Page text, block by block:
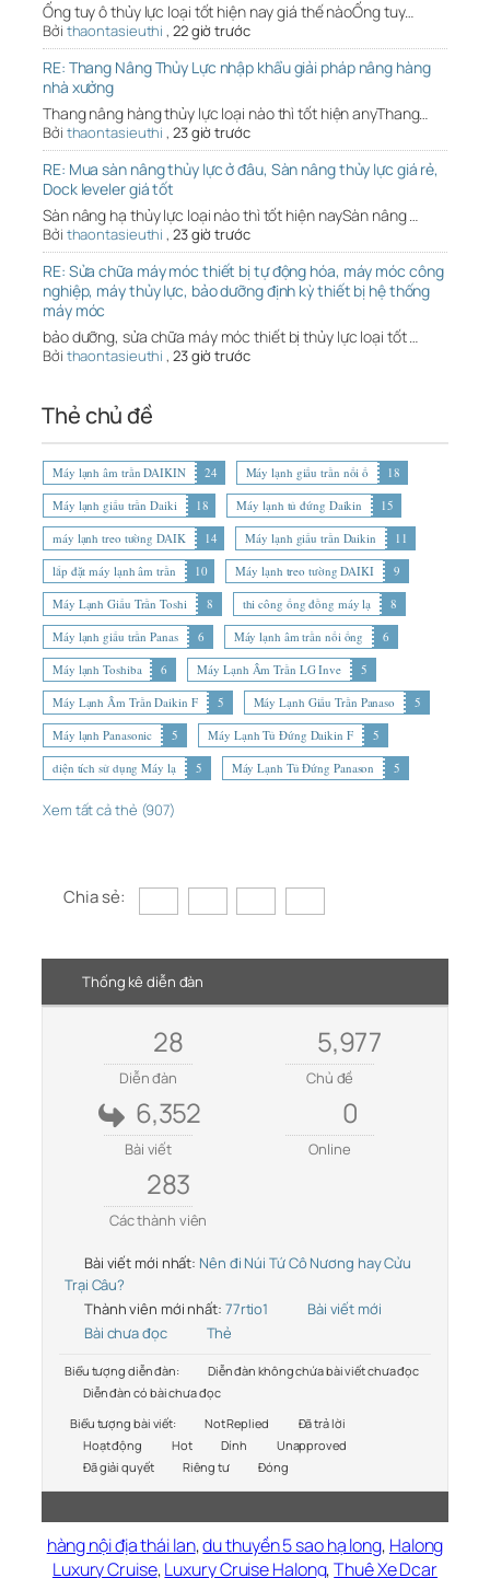
Ống tuy ô thủy lực loại tốt hiện nay giá thế nàoỐng tuy…
Bởi thaontasieuthi , 22 giờ trước
RE: Thang Nâng Thủy Lực nhập khẩu giải pháp nâng hàng
nhà xưởng
Thang nâng hàng thủy lực loại nào thì tốt hiện anyThang…
Bởi thaontasieuthi , 23 giờ trước
RE: Mua sàn nâng thủy lực ở đâu, Sàn nâng thủy lực giá rẻ,
Dock leveler giá tốt
Sàn nâng hạ thủy lực loại nào thì tốt hiện naySàn nâng …
Bởi thaontasieuthi , 23 giờ trước
RE: Sửa chữa máy móc thiết bị tự động hóa, máy móc công
nghiệp, máy thủy lực, bảo dưỡng định kỳ thiết bị hệ thống
máy móc
bảo dưỡng, sửa chữa máy móc thiết bị thủy lực loại tốt …
Bởi thaontasieuthi , 23 giờ trước
Thẻ chủ đề
Máy lạnh âm trần DAIKIN 24 Máy lạnh giấu trần nối ố
18
Máy lạnh giấu trần Daiki
18 Máy lạnh tủ đứng Daikin
15
máy lạnh treo tường DAIK
14 Máy lạnh giấu trần Daikin
11
lắp đặt máy lạnh âm trần
10 Máy lạnh treo tường DAIKI
9
Máy Lạnh Giấu Trần Toshi
8 thi công ống đồng máy lạ
8
Máy lạnh giấu trần Panas
6 Máy lạnh âm trần nối ống
6
Máy lạnh Toshiba
6 Máy Lạnh Âm Trần LG Inve
5
Máy Lạnh Âm Trần Daikin F
5 Máy Lạnh Giấu Trần Panaso
5
Máy lạnh Panasonic
5 Máy Lạnh Tủ Đứng Daikin F
5
diện tích sử dụng Máy lạ
5 Máy Lạnh Tủ Đứng Panason 5
Xem tất cả thẻ (907)
Chia sẻ:
Thống kê diễn đàn
28
Diễn đàn
5,977
Chủ đề
6,352
Bài viết
0
Online
283
Các thành viên
Bài viết mới nhất: Nên đi Núi Tứ Cô Nương hay Cửu
Trại Câu?
Thành viên mới nhất: 77rtio1
Bài viết mới
Bài chưa đọc
Thẻ
Biểu tượng diễn đàn:
Diễn đàn không chứa bài viết chưa đọc
Diễn đàn có bài chưa đọc
Biểu tượng bài viết:
Not Replied
Đã trả lời
Hoạt động
Hot Dính
Unapproved
Đã giải quyết
Riêng tư Đóng
hàng nội địa thái lan,du thuyền 5 sao hạ long, Halong
Luxury Cruise,Luxury Cruise Halong,Thuê Xe Dcar